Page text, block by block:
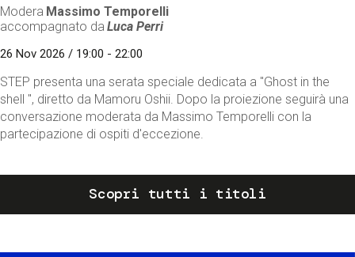
Modera Massimo Temporelli
accompagnato da Luca Perri
26 Nov 2026 / 19:00 - 22:00
STEP presenta una serata speciale dedicata a "Ghost in the
shell ", diretto da Mamoru Oshii. Dopo la proiezione seguirà una
conversazione moderata da Massimo Temporelli con la
partecipazione di ospiti d'eccezione.
Scopri tutti i titoli